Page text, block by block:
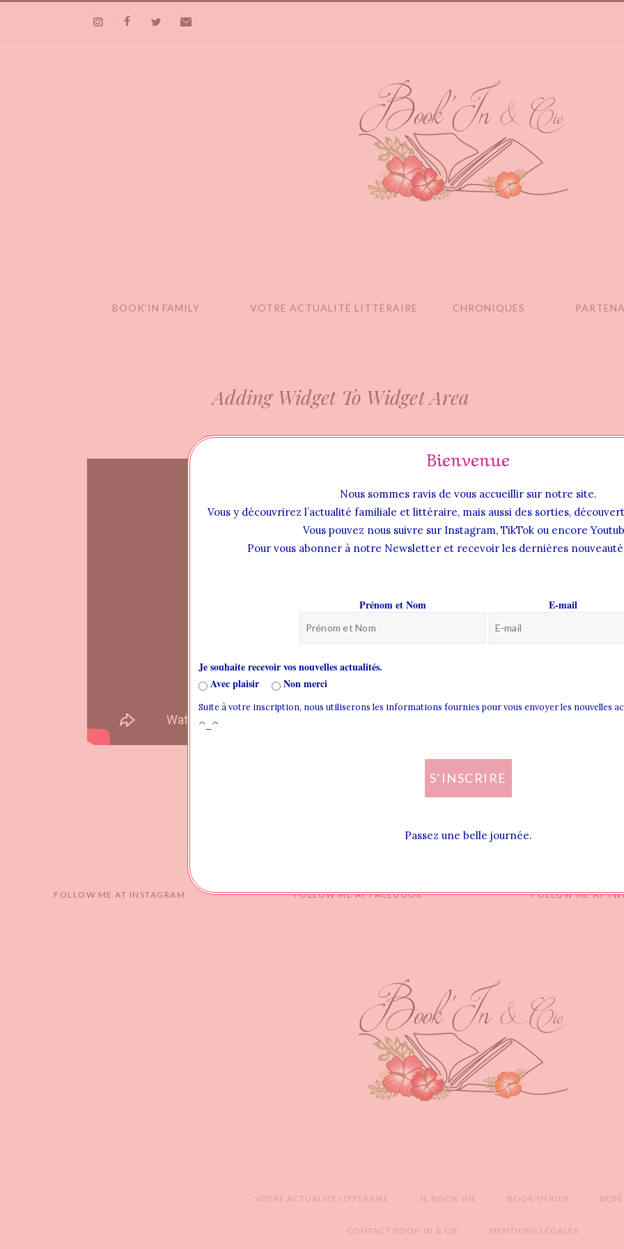
BOOK'IN FAMILY VOTRE ACTUALITÉ LITTÉRAIRE CHRONIQUES
Adding Widget To Widget Area
FOLLOW ME AT INSTAGRAM FOLLOW ME AT FACEBOOK FOLLOW ME AT
VOTRE ACTUALITÉ LITTÉRAIRE JE BOOK’INE BOOK’IN KIDS
CONTACT BOOK’IN & CIE MENTIONS LÉGALES
Bienvenue
Nous sommes ravis de vous accueillir sur notre site.
Vous y découvrirez l’actualité familiale et littéraire, mais aussi des sorties,
Vous pouvez nous suivre sur Instagram, TikTok ou encore
Pour vous abonner à notre Newsletter et recevoir les dernières
Prénom et Nom E-mail
Je souhaite recevoir vos nouvelles actualités.
Avec plaisir
Non merci
Suite à votre inscription, nous utiliserons les informations fournies pour vous envoyer les nouvelles
^_^
S’INSCRIRE
Passez une belle journée.